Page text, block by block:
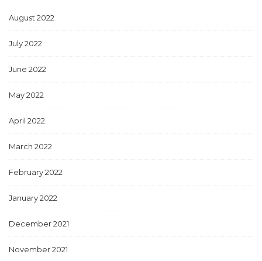
August 2022
July 2022
June 2022
May 2022
April 2022
March 2022
February 2022
January 2022
December 2021
November 2021